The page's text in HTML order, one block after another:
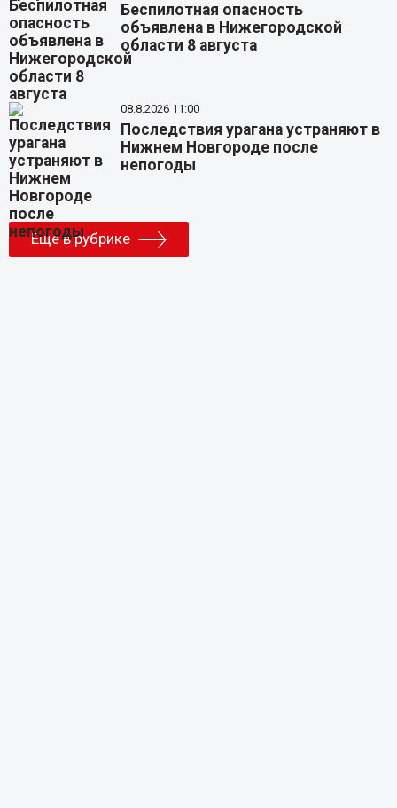
Беспилотная опасность
объявлена в Нижегородской
области 8 августа
08.8.2026 11:00
Последствия урагана устраняют в
Нижнем Новгороде после
непогоды
Еще в рубрике